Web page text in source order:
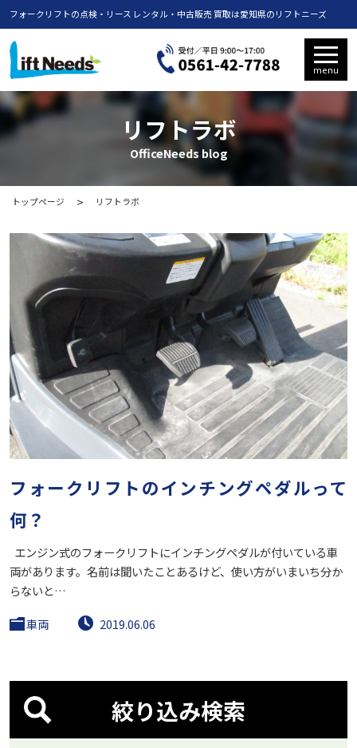
フォークリフトの点検・リース レンタル・中古販売 買取は愛知県のリフトニーズ
menu
リフトラボ
OfficeNeeds blog
トップページ リフトラボ
フォークリフトのインチングペダルって
何？
エンジン式のフォークリフトにインチングペダルが付いている車
両があります。名前は聞いたことあるけど、使い方がいまいち分か
らないと…
車両
2019.06.06
絞り込み検索